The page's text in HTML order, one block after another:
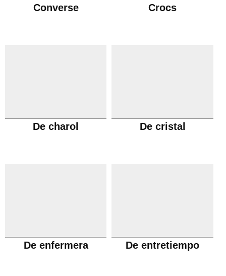
Converse Crocs
De charol De cristal
De enfermera De entretiempo